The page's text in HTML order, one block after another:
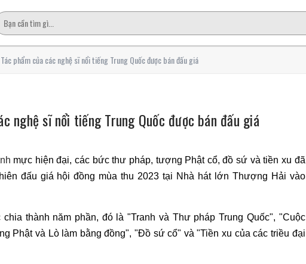
Tác phẩm của các nghệ sĩ nổi tiếng Trung Quốc được bán đấu giá
nghệ sĩ nổi tiếng Trung Quốc được bán đấu giá
mực hiện đại, các bức thư pháp, tượng Phật cổ, đồ sứ và tiền xu đã
đấu giá hội đồng mùa thu 2023 tại Nhà hát lớn Thượng Hải vào
thành năm phần, đó là "Tranh và Thư pháp Trung Quốc", "Cuộc
Phật và Lò làm bằng đồng", "Đồ sứ cổ" và "Tiền xu của các triều đại